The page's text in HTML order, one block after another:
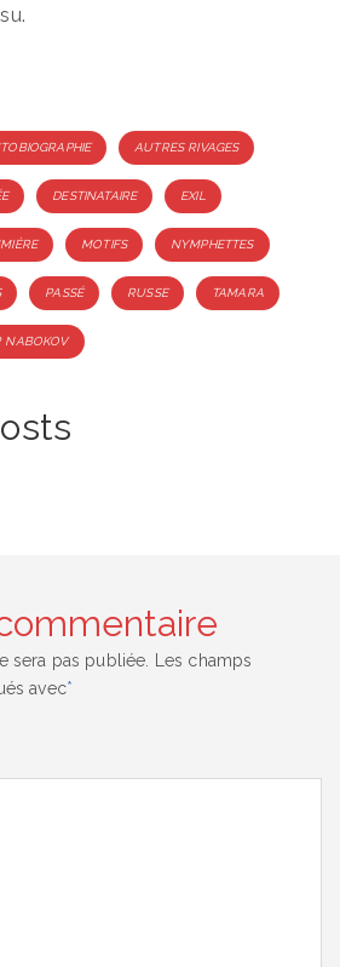
AUTRES RIVAGES
DESTINATAIRE EXIL
MOTIFS NYMPHETTES
PASSÉ RUSSE TAMARA
NABOKOV
sera pas publiée.
Les champs
avec*